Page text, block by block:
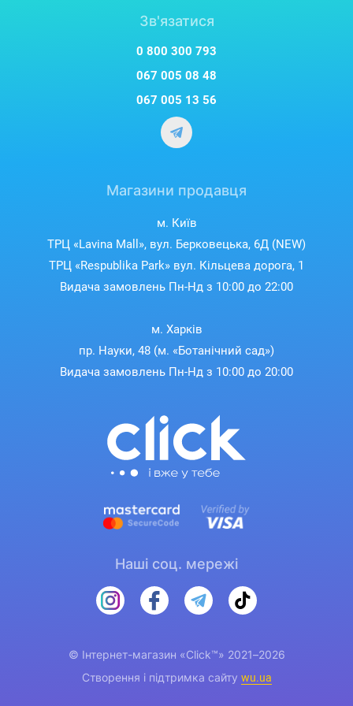
Зв'язатися
0 800 300 793
067 005 08 48
067 005 13 56
Магазини продавця
м. Київ
ТРЦ «Lavina Mall», вул. Берковецька, 6Д (NEW)
ТРЦ «Respublika Park» вул. Кільцева дорога, 1
Видача замовлень Пн-Нд з 10:00 до 22:00
м. Харків
пр. Науки, 48 (м. «Ботанічний сад»)
Видача замовлень Пн-Нд з 10:00 до 20:00
Наші соц. мережі
© Інтернет-магазин «Click™» 2021–2026
Створення і підтримка сайту wu.ua